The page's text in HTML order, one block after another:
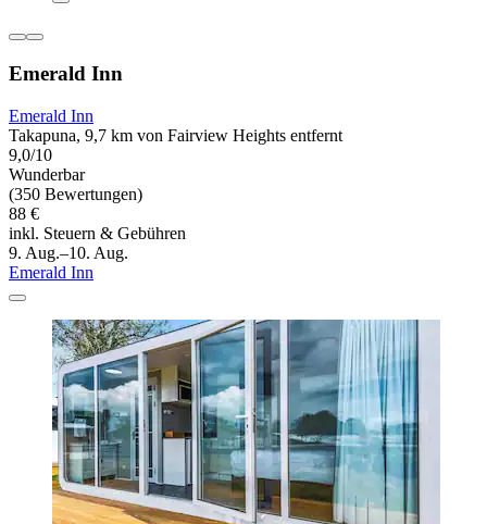
Emerald Inn
Emerald Inn
Takapuna, 9,7 km von Fairview Heights entfernt
9,0/10
Wunderbar
(350 Bewertungen)
88 €
inkl. Steuern & Gebühren
9. Aug.–10. Aug.
Emerald Inn